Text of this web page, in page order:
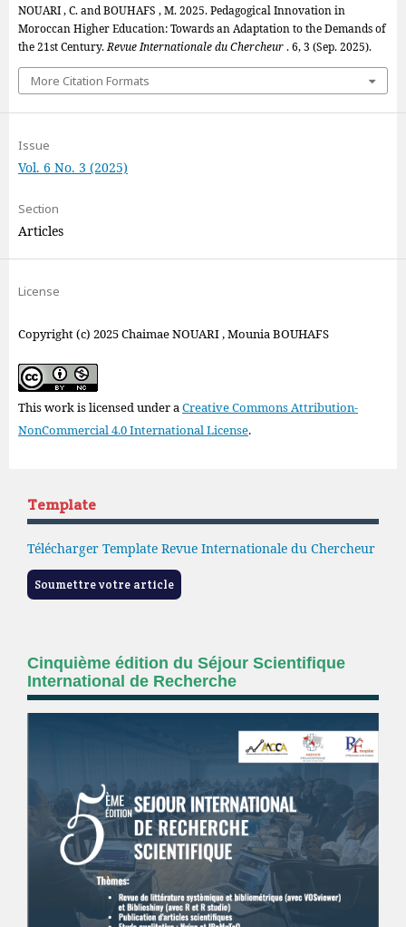
NOUARI , C. and BOUHAFS , M. 2025. Pedagogical Innovation in
Moroccan Higher Education: Towards an Adaptation to the Demands of
the 21st Century.Revue Internationale du Chercheur. 6, 3 (Sep. 2025).
More Citation Formats
Issue
Vol. 6 No. 3 (2025)
Section
Articles
License
Copyright (c) 2025 Chaimae NOUARI , Mounia BOUHAFS
This work is licensed under aCreative Commons Attribution-
NonCommercial 4.0 International License.
Template
Télécharger Template Revue Internationale du Chercheur
Soumettre votre article
Cinquième édition du Séjour Scientifique
International de Recherche